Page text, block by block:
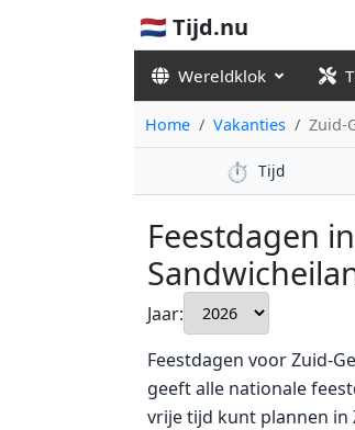
🇳🇱 Tijd.nu
Wereldklok
Home Vakanties Zuid-
⏱️ Tijd
Feestdagen
Jaar:
Feestdagen voor Zuid-
geeft alle nationale
vrije tijd kunt plannen in